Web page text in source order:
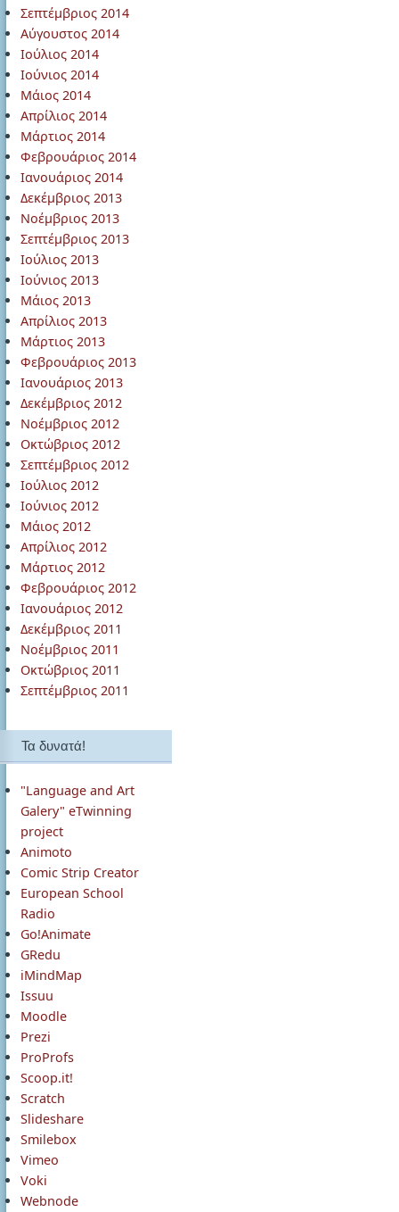
Σεπτέμβριος 2014
Αύγουστος 2014
Ιούλιος 2014
Ιούνιος 2014
Μάιος 2014
Απρίλιος 2014
Μάρτιος 2014
Φεβρουάριος 2014
Ιανουάριος 2014
Δεκέμβριος 2013
Νοέμβριος 2013
Σεπτέμβριος 2013
Ιούλιος 2013
Ιούνιος 2013
Μάιος 2013
Απρίλιος 2013
Μάρτιος 2013
Φεβρουάριος 2013
Ιανουάριος 2013
Δεκέμβριος 2012
Νοέμβριος 2012
Οκτώβριος 2012
Σεπτέμβριος 2012
Ιούλιος 2012
Ιούνιος 2012
Μάιος 2012
Απρίλιος 2012
Μάρτιος 2012
Φεβρουάριος 2012
Ιανουάριος 2012
Δεκέμβριος 2011
Νοέμβριος 2011
Οκτώβριος 2011
Σεπτέμβριος 2011
Τα δυνατά!
"Language and Art
Galery" eTwinning
project
Animoto
Comic Strip Creator
European School
Radio
Go!Animate
GRedu
iMindMap
Issuu
Moodle
Prezi
ProProfs
Scoop.it!
Scratch
Slideshare
Smilebox
Vimeo
Voki
Webnode